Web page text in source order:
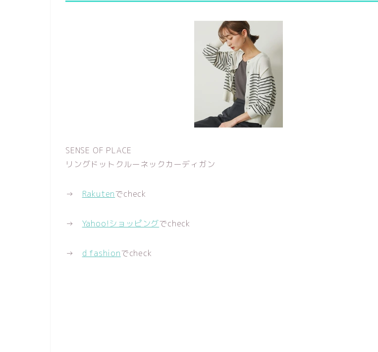
SENSE OF PLACE
リングドットクルーネックカーディガン
→ Rakutenでcheck
→ Yahoo!ショッピングでcheck
→ d fashionでcheck